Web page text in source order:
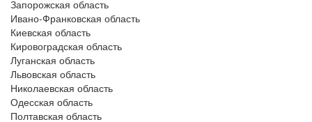
Запорожская область
Ивано-Франковская область
Киевская область
Кировоградская область
Луганская область
Львовская область
Николаевская область
Одесская область
Полтавская область